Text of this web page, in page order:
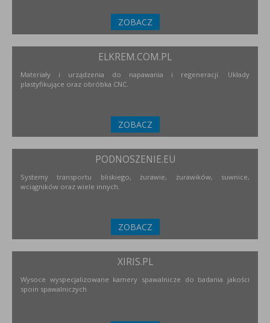
ZOBACZ
ELKREM.COM.PL
Materiały i urządzenia do napawania i regeneracji. Układy
plastyfikujące oraz obróbka CNC.
ZOBACZ
PODNOSZENIE.EU
Systemy transportu bliskiego, żurawie, żurawików, suwnice,
wciągników oraz wiele innych.
ZOBACZ
XIRIS.PL
Wysoce wyspecjalizowane kamery spawalnicze do badania jakości
spoin spawalniczych